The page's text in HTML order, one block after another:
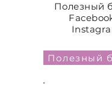
Полезный
Полезный